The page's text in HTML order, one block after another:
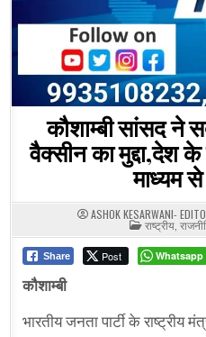
कौशाम्बी सांसद ने
वैक्सीन का मुद्दा,देश
माध्यम
ASHOK KESARWANI-
POSTED
IN
राष्ट्रीय
Share Post Whatsapp
कौशाम्बी
भारतीय जनता पार्टी के राष्ट्रीय